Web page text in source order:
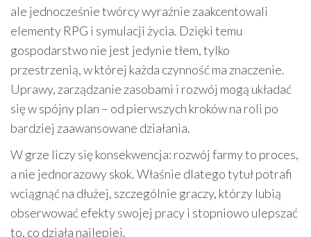
ale jednocześnie twórcy wyraźnie zaakcentowali
elementy RPG i symulacji życia. Dzięki temu
gospodarstwo nie jest jedynie tłem, tylko
przestrzenią, w której każda czynność ma znaczenie.
Uprawy, zarządzanie zasobami i rozwój mogą układać
się w spójny plan – od pierwszych kroków na roli po
bardziej zaawansowane działania.
W grze liczy się konsekwencja: rozwój farmy to proces,
a nie jednorazowy skok. Właśnie dlatego tytuł potrafi
wciągnąć na dłużej, szczególnie graczy, którzy lubią
obserwować efekty swojej pracy i stopniowo ulepszać
to, co działa najlepiej.